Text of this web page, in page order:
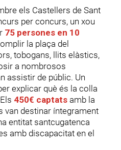
els Castellers de Sant
per concurs, un xou
75 persones en 10
la plaça del
tobogans, llits elàstics,
a nombrosos
assistir de públic. Un
explicar què és la colla
450€ captatsamb la
van destinar íntegrament
entitat santcugatenca
amb discapacitat en el